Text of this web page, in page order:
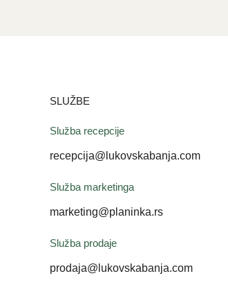
SLUŽBE
Služba recepcije
recepcija@lukovskabanja.com
Služba marketinga
marketing@planinka.rs
Služba prodaje
prodaja@lukovskabanja.com